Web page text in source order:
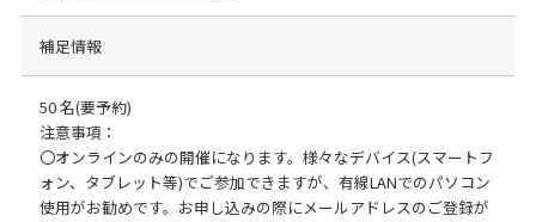
補足情報
50 名(要予約)
注意事項：
〇オンラインのみの開催になります。様々なデバイス(スマートフ
ォン、タブレット等)でご参加できますが、有線LANでのパソコン
使用がお勧めです。お申し込みの際にメールアドレスのご登録が